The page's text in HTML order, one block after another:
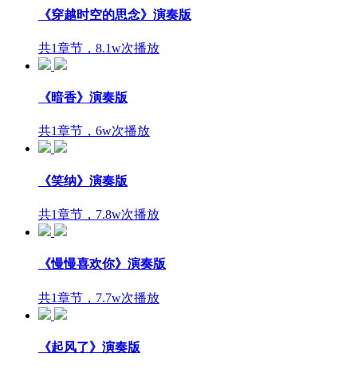
《穿越时空的思念》演奏版
共1章节，8.1w次播放
《暗香》演奏版
共1章节，6w次播放
《笑纳》演奏版
共1章节，7.8w次播放
《慢慢喜欢你》演奏版
共1章节，7.7w次播放
《起风了》演奏版